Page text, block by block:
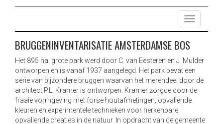
ONDERZOEK ENERGIE DUURZAAM MONUMENTEN
DUURZAAM MONUMENTEN
T
o
g
g
l
e
n
a
v
BRUGGENINVENTARISATIE AMSTERDAMSE BOS
Het 895 ha. grote park werd door C. van Eesteren en J. Mulder
ontworpen en is vanaf 1937 aangelegd. Het park bevat een
serie van bijzondere bruggen waarvan het merendeel door de
architect P.L. Kramer is ontworpen. Kramer zorgde door de
fraaie vormgeving met forse houtafmetingen, opvallende
kleuren en experimentele technieken voor herkenbare,
opvallende creaties in de natuur. In opdracht van de gemeente